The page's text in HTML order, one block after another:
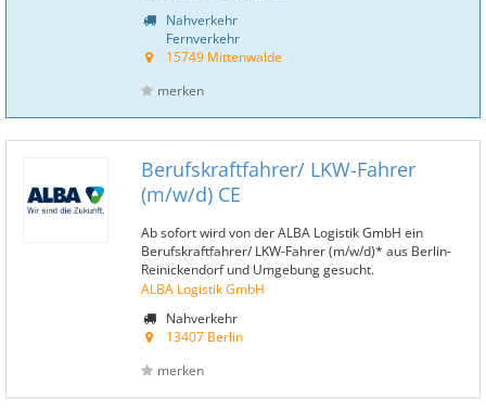
Nahverkehr
Fernverkehr
15749 Mittenwalde
merken
Berufskraftfahrer/ LKW-Fahrer
(m/w/d) CE
Ab sofort wird von der ALBA Logistik GmbH ein
Berufskraftfahrer/ LKW-Fahrer (m/w/d)* aus Berlin-
Reinickendorf und Umgebung gesucht.
ALBA Logistik GmbH
Nahverkehr
13407 Berlin
merken